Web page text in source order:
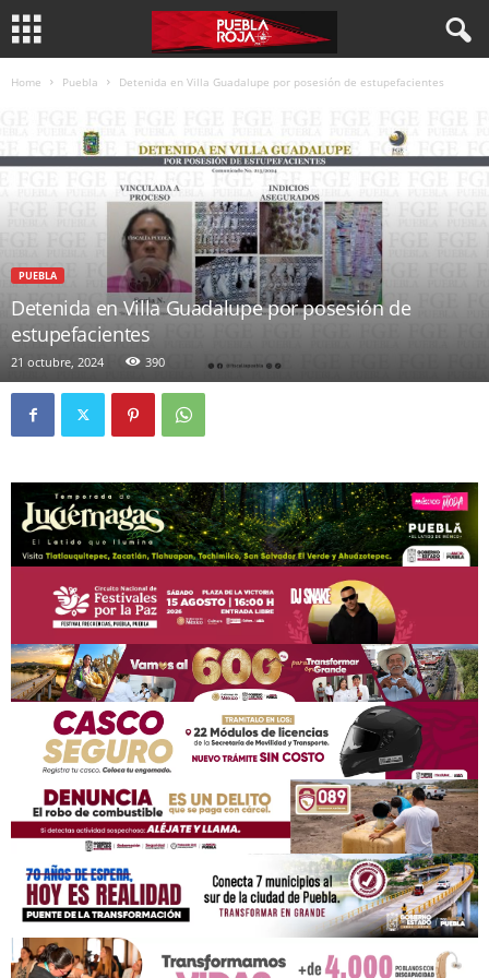
Home Puebla Detenida en Villa Guadalupe por posesión de estupefacientes
PUEBLA
Detenida en Villa Guadalupe por posesión de
estupefacientes
21 octubre, 2024 390